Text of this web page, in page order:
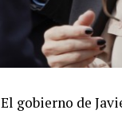
El gobierno de